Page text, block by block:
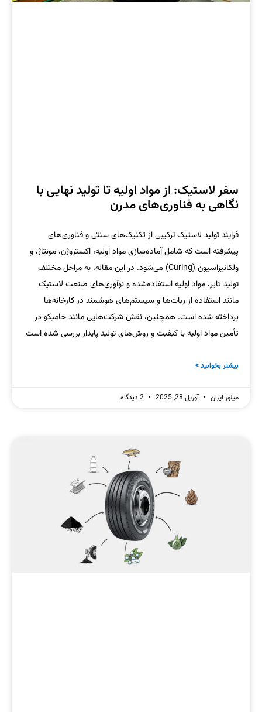
سفر لاستیک: از مواد اولیه تا تولید نهایی با
نگاهی به فناوری‌های مدرن
فرایند تولید لاستیک ترکیبی از تکنیک‌های سنتی و فناوری‌های
پیشرفته است که شامل آماده‌سازی مواد اولیه، اکستروژن، مونتاژ، و
ولکانیزاسیون (Curing) می‌شود. در این مقاله، به مراحل مختلف
تولید تایر، مواد اولیه استفاده‌شده و نوآوری‌های صنعت لاستیک
مانند استفاده از ربات‌ها و سیستم‌های هوشمند در کارخانه‌ها
پرداخته شده است. همچنین، نقش شرکت‌هایی مانند حامیکو در
تأمین مواد اولیه با کیفیت و روش‌های تولید پایدار بررسی شده است
بیشتر بخوانید >
میلور ایران آوریل 28, 2025